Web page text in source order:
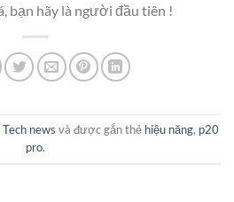
bạn hãy là người đầu tiên !
Tech news và được gắn thẻ hiệu năng, p20
pro.